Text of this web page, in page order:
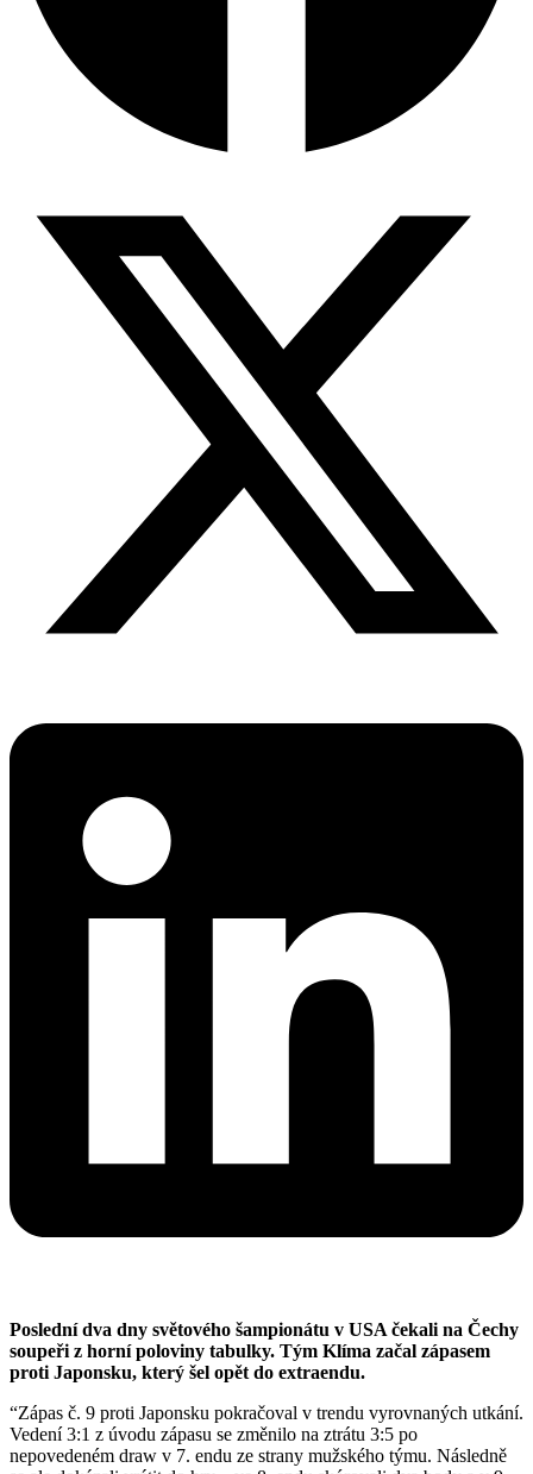
Poslední dva dny světového šampionátu v USA čekali na Čechy
soupeři z horní poloviny tabulky. Tým Klíma začal zápasem
proti Japonsku, který šel opět do extraendu.
“Zápas č. 9 proti Japonsku pokračoval v trendu vyrovnaných utkání.
Vedení 3:1 z úvodu zápasu se změnilo na ztrátu 3:5 po
nepovedeném draw v 7. endu ze strany mužského týmu. Následně